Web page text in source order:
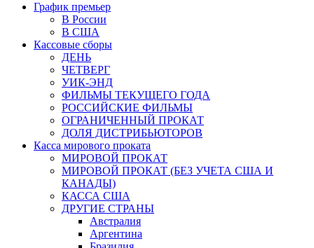
График премьер
В России
В США
Кассовые сборы
ДЕНЬ
ЧЕТВЕРГ
УИК-ЭНД
ФИЛЬМЫ ТЕКУЩЕГО ГОДА
РОССИЙСКИЕ ФИЛЬМЫ
ОГРАНИЧЕННЫЙ ПРОКАТ
ДОЛЯ ДИСТРИБЬЮТОРОВ
Касса мирового проката
МИРОВОЙ ПРОКАТ
МИРОВОЙ ПРОКАТ (БЕЗ УЧЕТА США И
КАНАДЫ)
КАССА США
ДРУГИЕ СТРАНЫ
Австралия
Аргентина